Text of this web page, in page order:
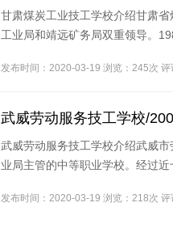
甘肃煤炭工业技工学校介绍甘肃
工业局和靖远矿务局双重领导。
发布时间：2020-03-19 浏览：245次 评
武威劳动服务技工学校/
武威劳动服务技工学校介绍武威
业局主管的中等职业学校。经过
发布时间：2020-03-19 浏览：218次 评